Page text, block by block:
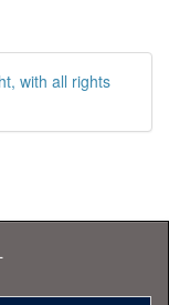
with all rights